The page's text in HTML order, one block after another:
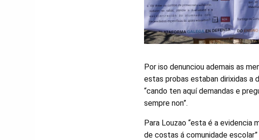
Por iso denunciou ademais as
estas probas estaban dirixidas a
“cando ten aquí demandas e
sempre non”.
Para Louzao “esta é a evidencia
de costas á comunidade